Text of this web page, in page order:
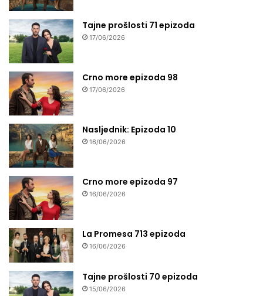
Tajne prošlosti 71 epizoda
17/06/2026
Crno more epizoda 98
17/06/2026
Nasljednik: Epizoda 10
16/06/2026
Crno more epizoda 97
16/06/2026
La Promesa 713 epizoda
16/06/2026
Tajne prošlosti 70 epizoda
15/06/2026